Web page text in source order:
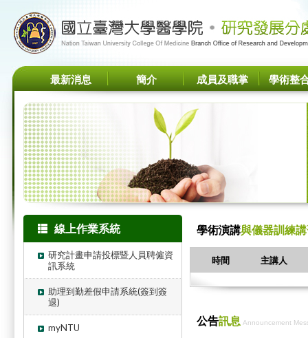
最新消息 簡介 成員及職掌 學術整
線上作業系統
研究計畫申請投標暨人員聘僱資
訊系統
助理到勤差假申請系統(簽到簽
退)
myNTU
學術演講與儀器訓練
時間 主講人
公告訊息 Announcement